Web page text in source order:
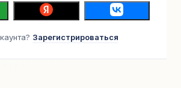
Зарегистрироваться